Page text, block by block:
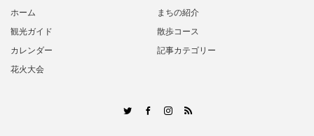
ホーム
まちの紹介
観光ガイド
散歩コース
カレンダー
記事カテゴリー
花火大会
TwitterFacebookInstagram
RSS